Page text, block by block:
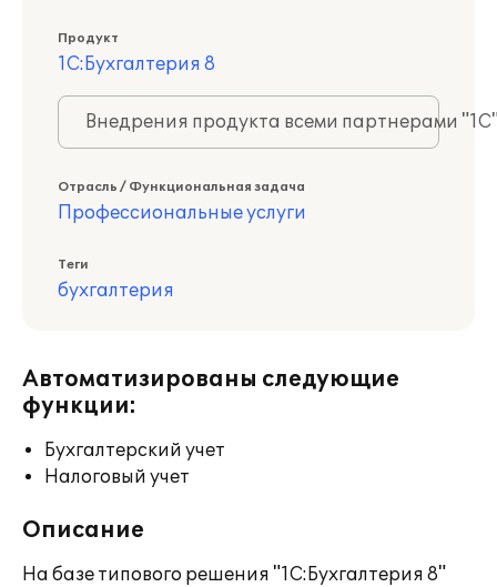
Продукт
1С:Бухгалтерия 8
Внедрения продукта всеми партнерами
Отрасль / Функциональная задача
Профессиональные услуги
Теги
бухгалтерия
Автоматизированы следующие
функции:
Бухгалтерский учет
Налоговый учет
Описание
На базе типового решения "1С:Бухгалтерия 8"